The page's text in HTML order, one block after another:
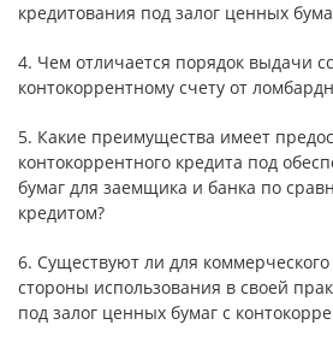
кредитования под залог ценных
4. Чем отличается порядок выдачи
контокоррентному счету от
5. Какие преимущества имеет
контокоррентного кредита под
бумаг для заемщика и банка по
кредитом?
6. Существуют ли для
стороны использования в своей
под залог ценных бумаг с